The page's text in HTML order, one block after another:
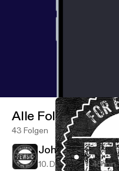
Alle Folgen
43 Folgen
Johnathan Billy
10. Dez. 2018 45 min